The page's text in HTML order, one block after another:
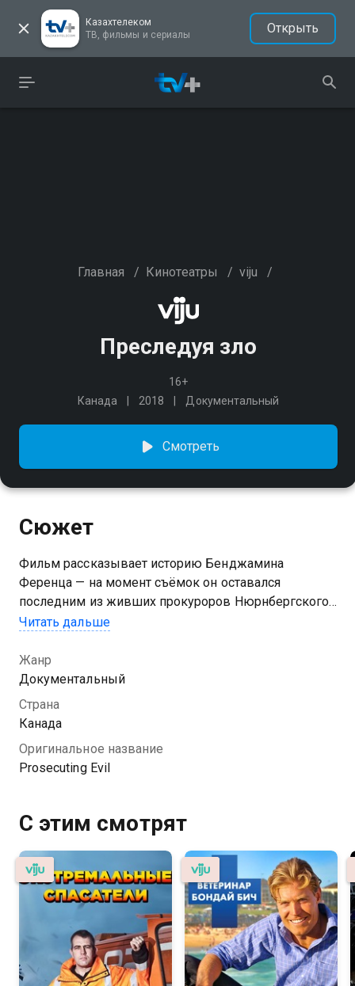
Казахтелеком
ТВ, фильмы и сериалы
Открыть
Главная / Кинотеатры / viju /
Преследуя зло
16+
Канада
2018 Документальный
Смотреть
Сюжет
Фильм рассказывает историю Бенджамина
Ференца — на момент съёмок он оставался
последним из живших прокуроров Нюрнбергского
процесса. Ференц был ведущим обвинителем
приговоров для 22 командиров нацистских
батальонов смерти, ответственных за гибель более
миллиона евреев. Всю свою жизнь Бен Ференц
посвятил защите мира и верховенства права.
Читать дальше
Жанр
Документальный
Страна
Канада
Оригинальное название
Prosecuting Evil
С этим смотрят